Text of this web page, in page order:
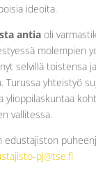
ideoita.
antiaoli
molempien
selvillä toistensa
Turussa yhteistyö
ylioppilaskuntaa
vallitessa.
edustajiston
pj@tse.fi